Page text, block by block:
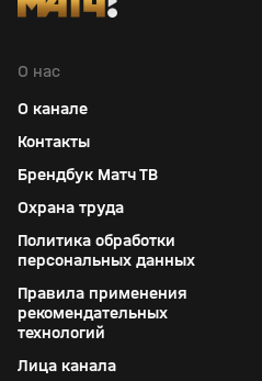
О нас
О канале
Контакты
Брендбук Матч ТВ
Охрана труда
Политика обработки
персональных данных
Правила применения
рекомендательных
технологий
Лица канала